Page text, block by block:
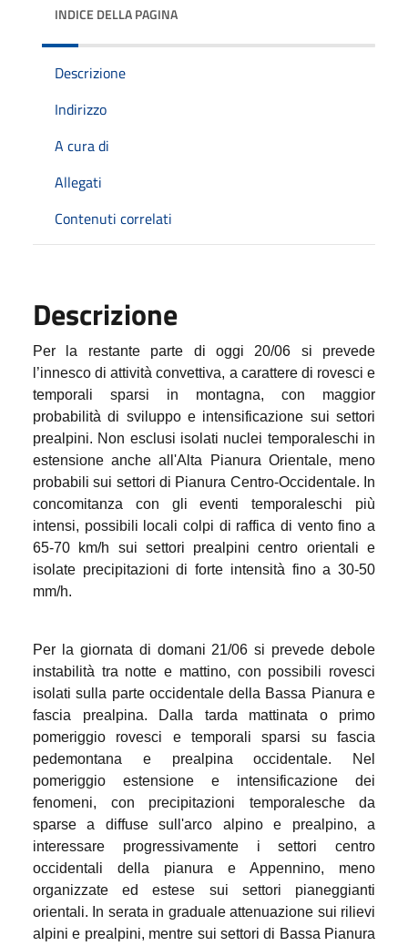
INDICE DELLA PAGINA
Descrizione
Indirizzo
A cura di
Allegati
Contenuti correlati
Descrizione
Per la restante parte di oggi 20/06 si prevede
l’innesco di attività convettiva, a carattere di rovesci e
temporali sparsi in montagna, con maggior
probabilità di sviluppo e intensificazione sui settori
prealpini. Non esclusi isolati nuclei temporaleschi in
estensione anche all'Alta Pianura Orientale, meno
probabili sui settori di Pianura Centro-Occidentale. In
concomitanza con gli eventi temporaleschi più
intensi, possibili locali colpi di raffica di vento fino a
65-70 km/h sui settori prealpini centro orientali e
isolate precipitazioni di forte intensità fino a 30-50
mm/h.
Per la giornata di domani 21/06 si prevede debole
instabilità tra notte e mattino, con possibili rovesci
isolati sulla parte occidentale della Bassa Pianura e
fascia prealpina. Dalla tarda mattinata o primo
pomeriggio rovesci e temporali sparsi su fascia
pedemontana e prealpina occidentale. Nel
pomeriggio estensione e intensificazione dei
fenomeni, con precipitazioni temporalesche da
sparse a diffuse sull'arco alpino e prealpino, a
interessare progressivamente i settori centro
occidentali della pianura e Appennino, meno
organizzate ed estese sui settori pianeggianti
orientali. In serata in graduale attenuazione sui rilievi
alpini e prealpini, mentre sui settori di Bassa Pianura